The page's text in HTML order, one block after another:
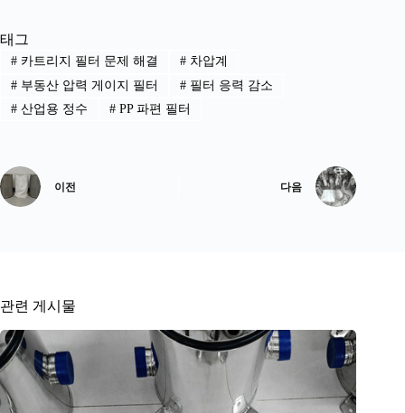
태그
#카트리지 필터 문제 해결 #차압계
#부동산 압력 게이지 필터 #필터 응력 감소
#산업용 정수 #PP 파편 필터
이전 다음
관련 게시물